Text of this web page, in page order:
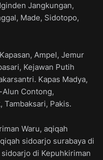
Jangkungan,
Made, Sidotopo,
Ampel, Jemur
Kejawan Putih
Kapas Madya,
Contong,
Tambaksari, Pakis.
Waru, aqiqah
sidoarjo surabaya di
di Kepuhkiriman